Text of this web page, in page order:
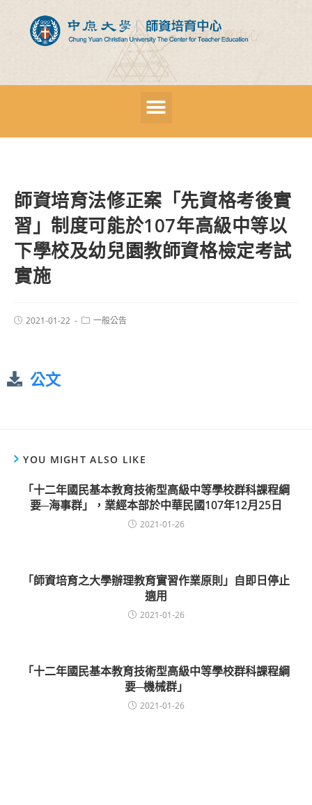
師資培育法修正案「先資格考後實
習」制度可能於107年高級中等以
下學校及幼兒園教師資格檢定考試
實施
2021-01-22 一般公告
公文
YOU MIGHT ALSO LIKE
「十二年國民基本教育技術型高級中等學校群科課程綱
要─海事群」，業經本部於中華民國107年12月25日
2021-01-26
「師資培育之大學辦理教育實習作業原則」自即日停止
適用
2021-01-26
「十二年國民基本教育技術型高級中等學校群科課程綱
要─機械群」
2021-01-26